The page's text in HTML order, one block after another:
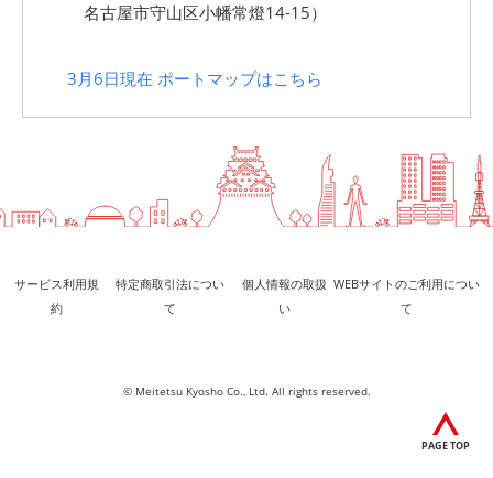
名古屋市守山区小幡常燈14-15）
3月6日現在 ポートマップはこちら
サービス利用規
約
特定商取引法につい
て
個人情報の取扱
い
WEBサイトのご利用につい
て
© Meitetsu Kyosho Co., Ltd. All rights reserved.
PAGE TOP